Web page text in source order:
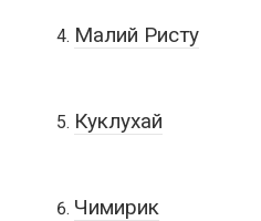
Малий Ристу
Куклухай
Чимирик